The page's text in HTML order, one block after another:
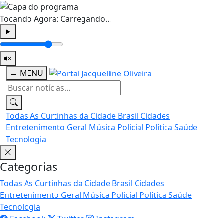
Tocando Agora: Carregando...
MENU
Todas As Curtinhas da Cidade Brasil Cidades
Entretenimento Geral Música Policial Política Saúde
Tecnologia
Categorias
Todas As Curtinhas da Cidade Brasil Cidades
Entretenimento Geral Música Policial Política Saúde
Tecnologia